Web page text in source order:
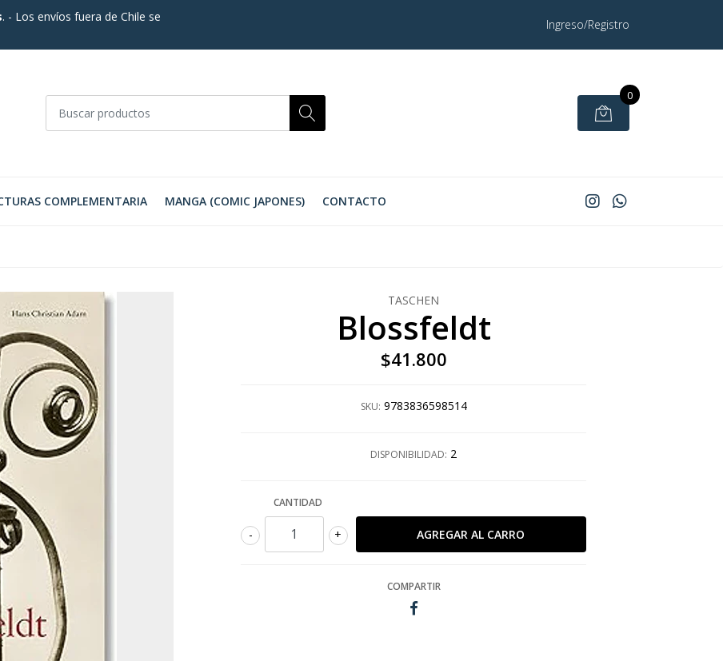
. - Los envíos fuera de Chile se
Ingreso/Registro
0
COMPLEMENTARIA MANGA (COMIC JAPONES) CONTACTO
TASCHEN
Blossfeldt
$41.800
SKU: 9783836598514
DISPONIBILIDAD: 2
CANTIDAD
+
-
COMPARTIR